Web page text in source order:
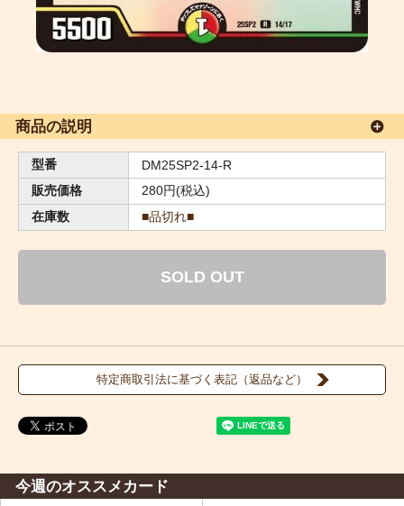
商品の説明
型番
DM25SP2-14-R
販売価格
280円(税込)
在庫数
■品切れ■
SOLD OUT
特定商取引法に基づく表記（返品など）
今週のオススメカード